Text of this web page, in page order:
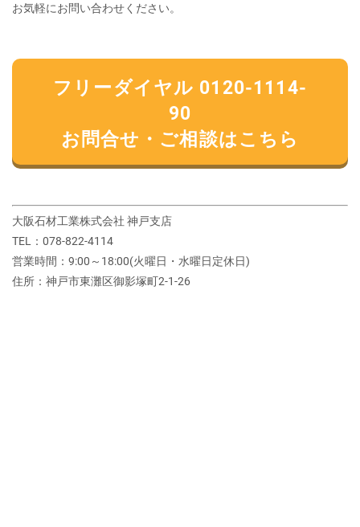
お気軽にお問い合わせください。
フリーダイヤル 0120-1114-
90
お問合せ・ご相談はこちら
大阪石材工業株式会社 神戸支店
TEL：078-822-4114
営業時間：9:00～18:00(火曜日・水曜日定休日)
住所：神戸市東灘区御影塚町2‐1‐26